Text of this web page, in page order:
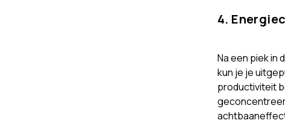
4.
Na een piek in
kun je je
productiviteit